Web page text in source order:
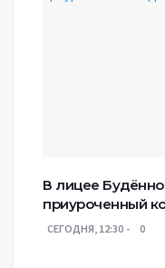
В лицее
приуроченный
СЕГОДНЯ, 12:30 0